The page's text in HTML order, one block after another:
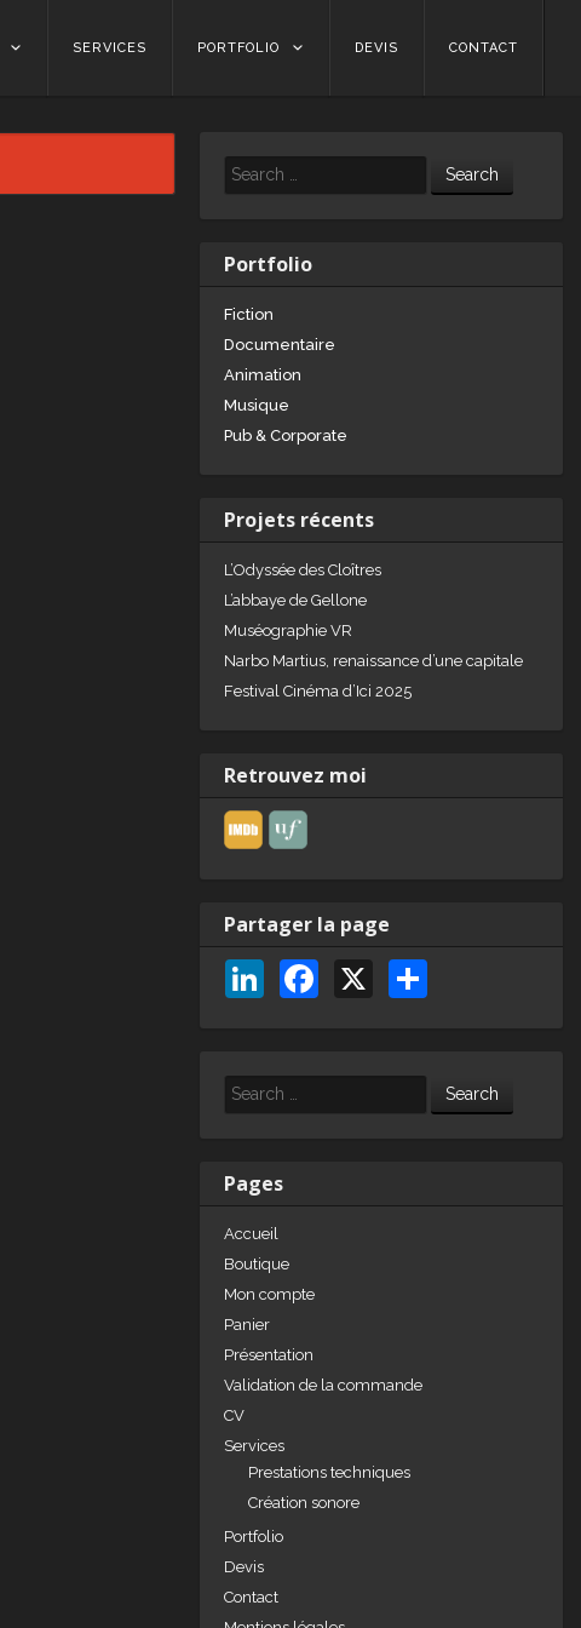
SERVICES PORTFOLIO DEVIS CONTACT
Search
Portfolio
Fiction
Documentaire
Animation
Musique
Pub & Corporate
Projets récents
L’Odyssée des Cloîtres
L’abbaye de Gellone
Muséographie VR
Narbo Martius, renaissance d’une capitale
Festival Cinéma d’Ici 2025
Retrouvez moi
Partager la page
Li
e
n
o
X
g
Search
Pages
Accueil
Boutique
Mon compte
Panier
Présentation
Validation de la commande
CV
Services
Prestations techniques
Création sonore
Portfolio
Devis
Contact